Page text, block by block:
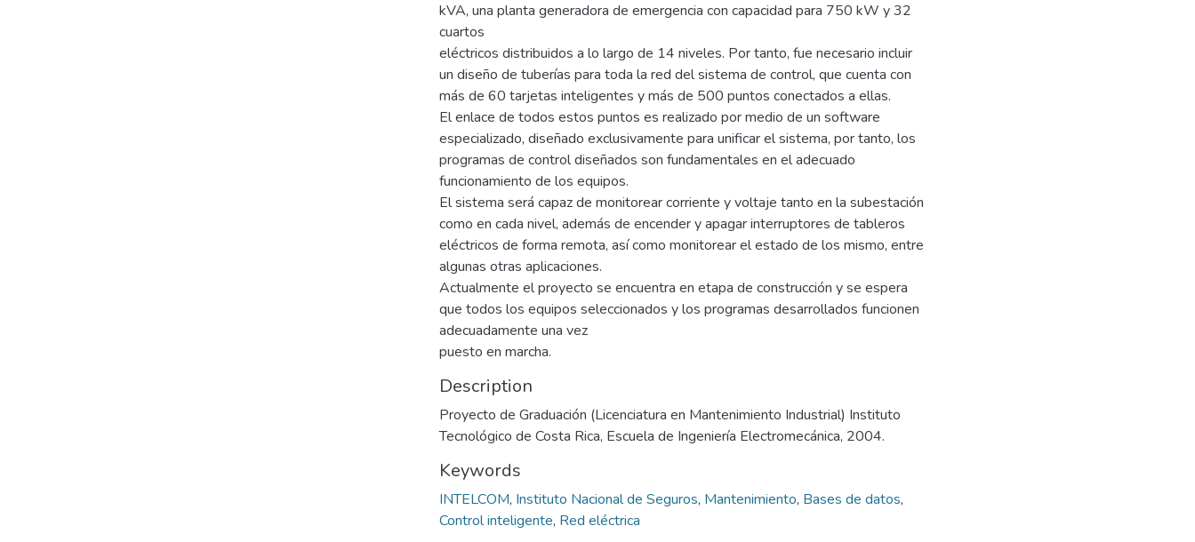
kVA, una planta generadora de emergencia con capacidad para 750 kW y 32
cuartos
eléctricos distribuidos a lo largo de 14 niveles. Por tanto, fue necesario incluir
un diseño de tuberías para toda la red del sistema de control, que cuenta con
más de 60 tarjetas inteligentes y más de 500 puntos conectados a ellas.
El enlace de todos estos puntos es realizado por medio de un software
especializado, diseñado exclusivamente para unificar el sistema, por tanto, los
programas de control diseñados son fundamentales en el adecuado
funcionamiento de los equipos.
El sistema será capaz de monitorear corriente y voltaje tanto en la subestación
como en cada nivel, además de encender y apagar interruptores de tableros
eléctricos de forma remota, así como monitorear el estado de los mismo, entre
algunas otras aplicaciones.
Actualmente el proyecto se encuentra en etapa de construcción y se espera
que todos los equipos seleccionados y los programas desarrollados funcionen
adecuadamente una vez
puesto en marcha.
Description
Proyecto de Graduación (Licenciatura en Mantenimiento Industrial) Instituto
Tecnológico de Costa Rica, Escuela de Ingeniería Electromecánica, 2004.
Keywords
INTELCOM, Instituto Nacional de Seguros, Mantenimiento, Bases de datos,
Control inteligente, Red eléctrica